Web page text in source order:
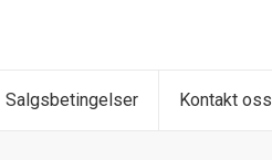
Salgsbetingelser Kontakt oss